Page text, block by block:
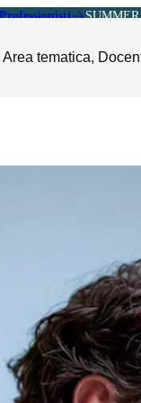
Professionale